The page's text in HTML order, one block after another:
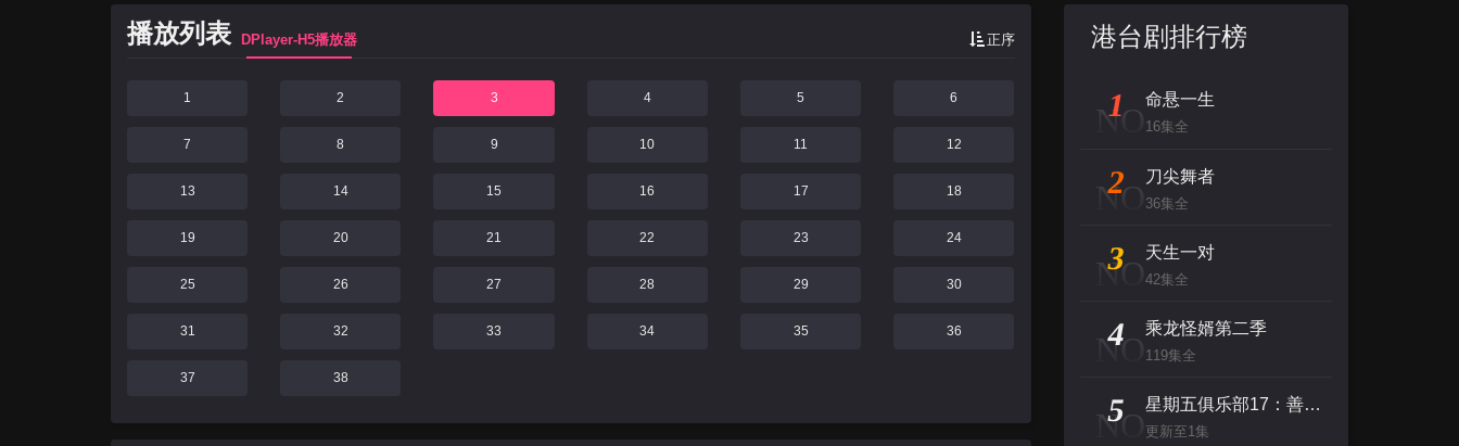
主演：不齐男团
背后
创：战纪
名侦探柯南（日语）
播放列表 DPlayer-H5播放器 正序
1 2 3 4 5 6
7 8 9 10 11 12
13 14 15 16 17 18
19 20 21 22 23 24
25 26 27 28 29 30
31 32 33 34 35 36
37 38
港台剧排行榜
NO
1 命悬一生
16集全
NO
2 刀尖舞者
36集全
NO
3 天生一对
42集全
NO
4 乘龙怪婿第二季
119集全
NO
5 星期五俱乐部17：善良赢得人心
更新至1集